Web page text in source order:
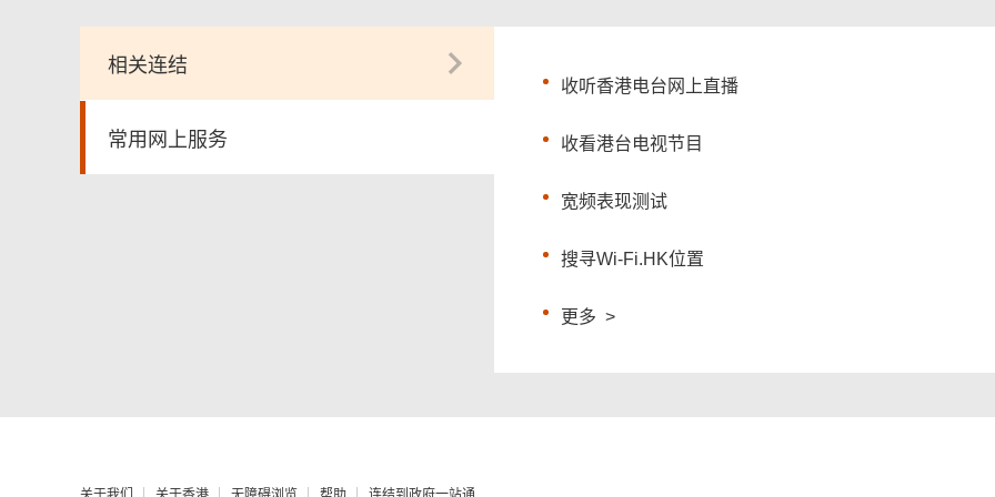
相关连结
常用网上服务
收听香港电台网上直播
收看港台电视节目
宽频表现测试
搜寻Wi-Fi.HK位置
更多 >